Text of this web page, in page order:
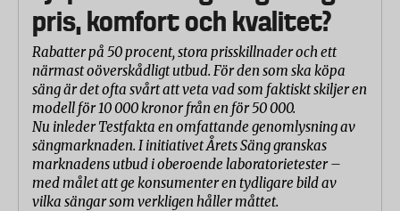
pris, komfort och kvalitet?
Rabatter på 50 procent, stora prisskillnader och ett
närmast oöverskådligt utbud. För den som ska köpa
säng är det ofta svårt att veta vad som faktiskt skiljer en
modell för 10 000 kronor från en för 50 000.
Nu inleder Testfakta en omfattande genomlysning av
sängmarknaden. I initiativet Årets Säng granskas
marknadens utbud i oberoende laboratorietester –
med målet att ge konsumenter en tydligare bild av
vilka sängar som verkligen håller måttet.